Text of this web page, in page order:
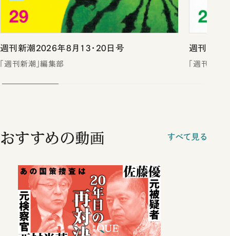
週刊新潮2026年8月13・20日号
「週刊新潮」編集部
週刊新潮
「週刊新潮
おすすめの動画 すべて見る